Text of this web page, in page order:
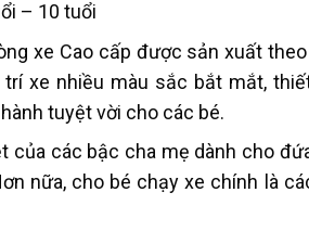
– 10 tuổi
xe Cao cấp được sản xuất
xe nhiều màu sắc bắt mắt,
tuyệt vời cho các bé.
của các bậc cha mẹ dành cho
nữa, cho bé chạy xe chính là